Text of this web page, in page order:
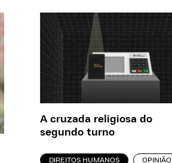
A cruzada religiosa do
segundo turno
DIREITOS HUMANOS OPINIÃO